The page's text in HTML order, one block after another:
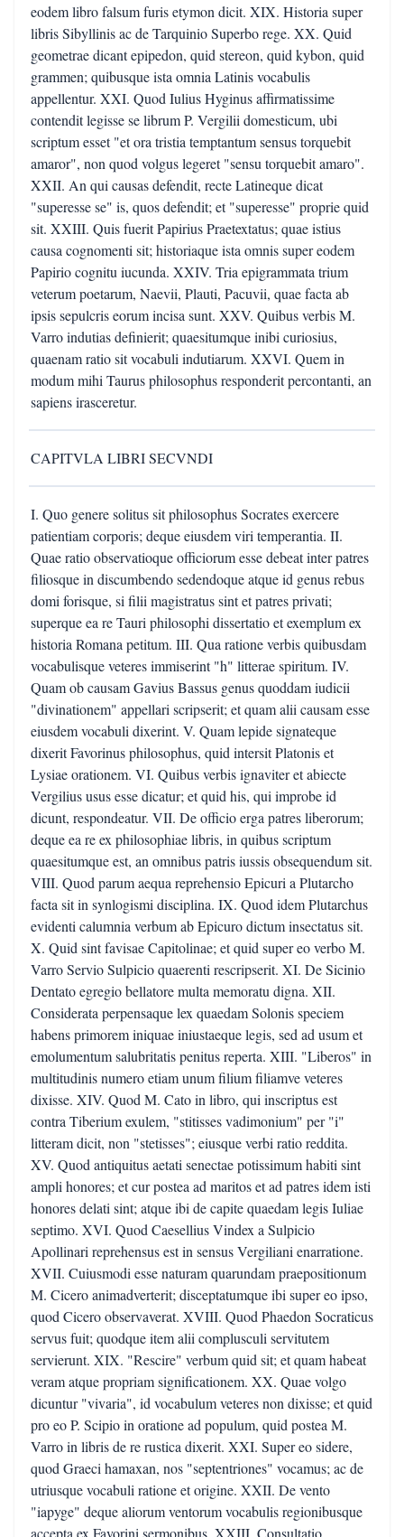
eodem libro falsum furis etymon dicit. XIX. Historia super
libris Sibyllinis ac de Tarquinio Superbo rege. XX. Quid
geometrae dicant epipedon, quid stereon, quid kybon, quid
grammen; quibusque ista omnia Latinis vocabulis
appellentur. XXI. Quod Iulius Hyginus affirmatissime
contendit legisse se librum P. Vergilii domesticum, ubi
scriptum esset "et ora tristia temptantum sensus torquebit
amaror", non quod volgus legeret "sensu torquebit amaro".
XXII. An qui causas defendit, recte Latineque dicat
"superesse se" is, quos defendit; et "superesse" proprie quid
sit. XXIII. Quis fuerit Papirius Praetextatus; quae istius
causa cognomenti sit; historiaque ista omnis super eodem
Papirio cognitu iucunda. XXIV. Tria epigrammata trium
veterum poetarum, Naevii, Plauti, Pacuvii, quae facta ab
ipsis sepulcris eorum incisa sunt. XXV. Quibus verbis M.
Varro indutias definierit; quaesitumque inibi curiosius,
quaenam ratio sit vocabuli indutiarum. XXVI. Quem in
modum mihi Taurus philosophus responderit percontanti, an
sapiens irasceretur.
CAPITVLA LIBRI SECVNDI
I. Quo genere solitus sit philosophus Socrates exercere
patientiam corporis; deque eiusdem viri temperantia. II.
Quae ratio observatioque officiorum esse debeat inter patres
filiosque in discumbendo sedendoque atque id genus rebus
domi forisque, si filii magistratus sint et patres privati;
superque ea re Tauri philosophi dissertatio et exemplum ex
historia Romana petitum. III. Qua ratione verbis quibusdam
vocabulisque veteres immiserint "h" litterae spiritum. IV.
Quam ob causam Gavius Bassus genus quoddam iudicii
"divinationem" appellari scripserit; et quam alii causam esse
eiusdem vocabuli dixerint. V. Quam lepide signateque
dixerit Favorinus philosophus, quid intersit Platonis et
Lysiae orationem. VI. Quibus verbis ignaviter et abiecte
Vergilius usus esse dicatur; et quid his, qui improbe id
dicunt, respondeatur. VII. De officio erga patres liberorum;
deque ea re ex philosophiae libris, in quibus scriptum
quaesitumque est, an omnibus patris iussis obsequendum sit.
VIII. Quod parum aequa reprehensio Epicuri a Plutarcho
facta sit in synlogismi disciplina. IX. Quod idem Plutarchus
evidenti calumnia verbum ab Epicuro dictum insectatus sit.
X. Quid sint favisae Capitolinae; et quid super eo verbo M.
Varro Servio Sulpicio quaerenti rescripserit. XI. De Sicinio
Dentato egregio bellatore multa memoratu digna. XII.
Considerata perpensaque lex quaedam Solonis speciem
habens primorem iniquae iniustaeque legis, sed ad usum et
emolumentum salubritatis penitus reperta. XIII. "Liberos" in
multitudinis numero etiam unum filium filiamve veteres
dixisse. XIV. Quod M. Cato in libro, qui inscriptus est
contra Tiberium exulem, "stitisses vadimonium" per "i"
litteram dicit, non "stetisses"; eiusque verbi ratio reddita.
XV. Quod antiquitus aetati senectae potissimum habiti sint
ampli honores; et cur postea ad maritos et ad patres idem isti
honores delati sint; atque ibi de capite quaedam legis Iuliae
septimo. XVI. Quod Caesellius Vindex a Sulpicio
Apollinari reprehensus est in sensus Vergiliani enarratione.
XVII. Cuiusmodi esse naturam quarundam praepositionum
M. Cicero animadverterit; disceptatumque ibi super eo ipso,
quod Cicero observaverat. XVIII. Quod Phaedon Socraticus
servus fuit; quodque item alii complusculi servitutem
servierunt. XIX. "Rescire" verbum quid sit; et quam habeat
veram atque propriam significationem. XX. Quae volgo
dicuntur "vivaria", id vocabulum veteres non dixisse; et quid
pro eo P. Scipio in oratione ad populum, quid postea M.
Varro in libris de re rustica dixerit. XXI. Super eo sidere,
quod Graeci hamaxan, nos "septentriones" vocamus; ac de
utriusque vocabuli ratione et origine. XXII. De vento
"iapyge" deque aliorum ventorum vocabulis regionibusque
accepta ex Favorini sermonibus. XXIII. Consultatio